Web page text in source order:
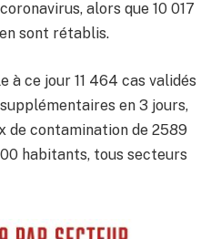
alors que 10 017
sont rétablis.
à ce jour 11 464 cas validés
en 3 jours,
de contamination de 2589
habitants, tous secteurs